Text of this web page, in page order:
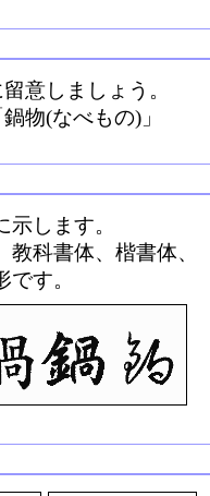
意しましょう。
物(なべもの)」
します。
科書体、楷書体、
す。